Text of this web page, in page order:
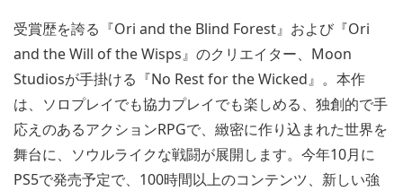
受賞歴を誇る『Ori and the Blind Forest』および『Ori
and the Will of the Wisps』のクリエイター、Moon
Studiosが手掛ける『No Rest for the Wicked』。本作
は、ソロプレイでも協力プレイでも楽しめる、独創的で手
応えのあるアクションRPGで、緻密に作り込まれた世界を
舞台に、ソウルライクな戦闘が展開します。今年10月に
PS5で発売予定で、100時間以上のコンテンツ、新しい強